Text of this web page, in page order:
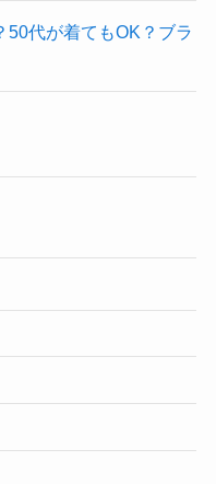
50代が着てもOK？ブラ